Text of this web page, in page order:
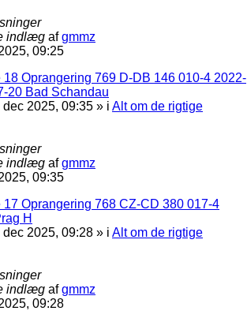
indlæg afgmmz
09:25
18 Oprangering 769 D-DB 146 010-4 2022-
20 Bad Schandau
dec 2025, 09:35 » i Alt om de rigtige
indlæg afgmmz
09:35
17 Oprangering 768 CZ-CD 380 017-4
H
dec 2025, 09:28 » i Alt om de rigtige
indlæg afgmmz
09:28